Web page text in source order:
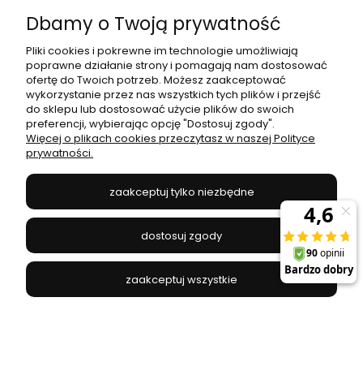
MAXLIGHT - MAXW0092
393,00 zł
do koszyka
promocja
Dbamy o Twoją prywatność
Pliki cookies i pokrewne im technologie umożliwiają
poprawne działanie strony i pomagają nam dostosować
ofertę do Twoich potrzeb. Możesz zaakceptować
wykorzystanie przez nas wszystkich tych plików i przejść
do sklepu lub dostosować użycie plików do swoich
preferencji, wybierając opcję "Dostosuj zgody".
Więcej o plikach cookies przeczytasz w naszej Polityce
prywatności.
zaakceptuj tylko niezbędne
dostosuj zgody
zaakceptuj wszystkie